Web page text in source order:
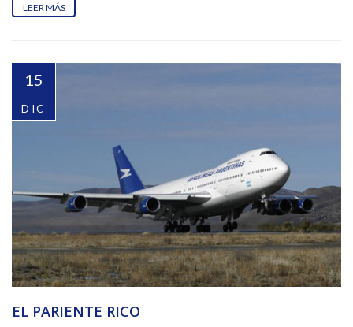
LEER MÁS
15
DIC
EL PARIENTE RICO